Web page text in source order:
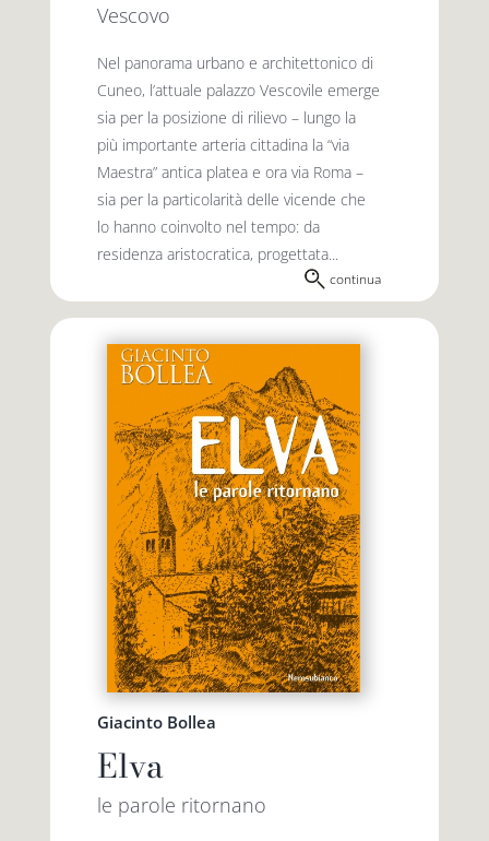
Vescovo
Nel panorama urbano e architettonico di
Cuneo, l’attuale palazzo Vescovile emerge
sia per la posizione di rilievo – lungo la
più importante arteria cittadina la “via
Maestra” antica platea e ora via Roma –
sia per la particolarità delle vicende che
lo hanno coinvolto nel tempo: da
residenza aristocratica, progettata...
continua
Giacinto Bollea
Elva
le parole ritornano